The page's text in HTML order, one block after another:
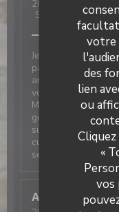
votre
des
lien
ou
«
vos
2026-08-07
-
Service
/5
Je venais déjà
parents étaient
ans que je n’étais
voulu à mon tour
Même si la deco a
goût de mon
surprise de voir
cuisine ! Les
service très
Anaïs